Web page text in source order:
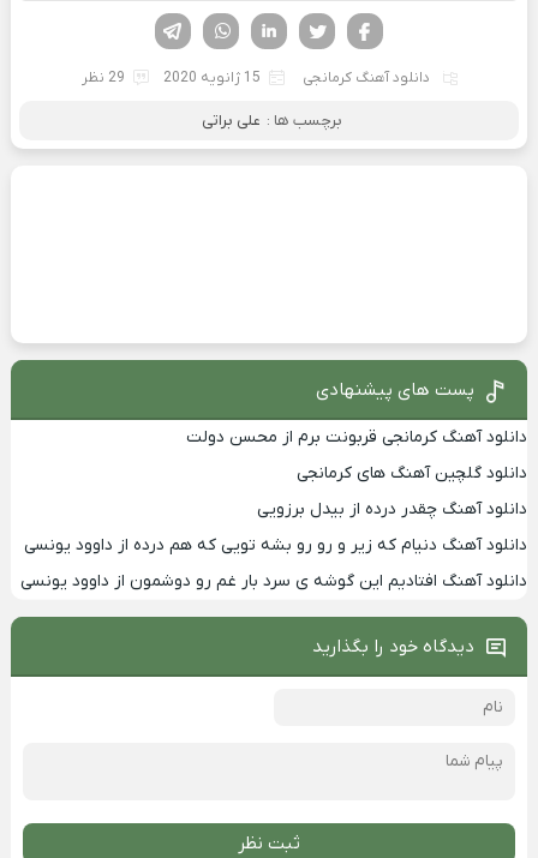
لینکدین تویتر
فیسوک
دانلود آهنگ کرمانجی 15 ژانویه 2020 29 نظر
برچسب ها : علی براتی
پست های پیشنهادی
دانلود آهنگ کرمانجی قربونت برم از محسن دولت
دانلود گلچین آهنگ های کرمانجی
دانلود آهنگ چقدر درده از بیدل برزویی
دانلود آهنگ دنیام که زیر و رو رو بشه تویی که هم درده از داوود یونسی
دانلود آهنگ افتادیم این گوشه ی سرد بار غم رو دوشمون از داوود یونسی
دیدگاه خود را بگذارید
ثبت نظر